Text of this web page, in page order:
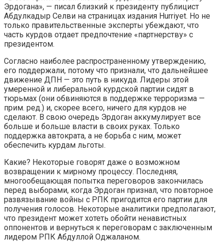
Эрдогана», — писал близкий к президенту публицист
Абдулкадыр Селви на страницах издания Hurriyet. Но не
только правительственные эксперты убеждают, что
часть курдов отдает предпочтение «партнерству» с
президентом.
Согласно наиболее распространенному утверждению,
его поддержали, потому что признали, что дальнейшее
движение ДПН — это путь в никуда. Лидеры этой
умеренной и либеральной курдской партии сидят в
тюрьмах (они обвиняются в поддержке терроризма —
прим. ред.) и, скорее всего, ничего для курдов не
сделают. В свою очередь Эрдоган аккумулирует все
больше и больше власти в своих руках. Только
поддержка автократа, а не борьба с ним, может
обеспечить курдам льготы.
Какие? Некоторые говорят даже о возможном
возвращении к мирному процессу. Последняя,
многообещающая попытка переговоров закончилась
перед выборами, когда Эрдоган признал, что повторное
развязывание войны с РПК пригодится его партии для
получения голосов. Некоторые аналитики предполагают,
что президент может хотеть обойти ненавистных
оппонентов и вернуться к переговорам с заключенным
лидером РПК Абдуллой Оджаланом.